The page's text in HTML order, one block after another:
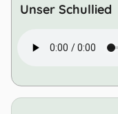
Unser Schullied